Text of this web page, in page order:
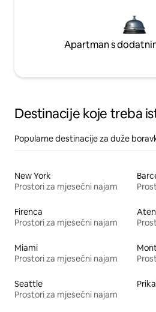
Apartman s
Destinacije koje treba
Popularne destinacije za duže
New York
Prostori za mjesečni najam
Firenca
Prostori za mjesečni najam
Miami
Prostori za mjesečni najam
Seattle
Prostori za mjesečni najam